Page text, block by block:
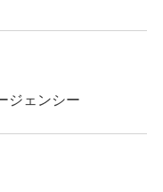
ジェンシー